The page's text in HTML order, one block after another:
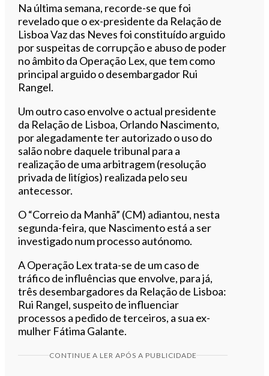
Na última semana, recorde-se que foi
revelado que o ex-presidente da Relação de
Lisboa Vaz das Neves foi constituído arguido
por suspeitas de corrupção e abuso de poder
no âmbito da Operação Lex, que tem como
principal arguido o desembargador Rui
Rangel.
Um outro caso envolve o actual presidente
da Relação de Lisboa, Orlando Nascimento,
por alegadamente ter autorizado o uso do
salão nobre daquele tribunal para a
realização de uma arbitragem (resolução
privada de litígios) realizada pelo seu
antecessor.
O “Correio da Manhã” (CM) adiantou, nesta
segunda-feira, que Nascimento está a ser
investigado num processo autónomo.
A Operação Lex trata-se de um caso de
tráfico de influências que envolve, para já,
três desembargadores da Relação de Lisboa:
Rui Rangel, suspeito de influenciar
processos a pedido de terceiros, a sua ex-
mulher Fátima Galante.
CONTINUE A LER APÓS A PUBLICIDADE